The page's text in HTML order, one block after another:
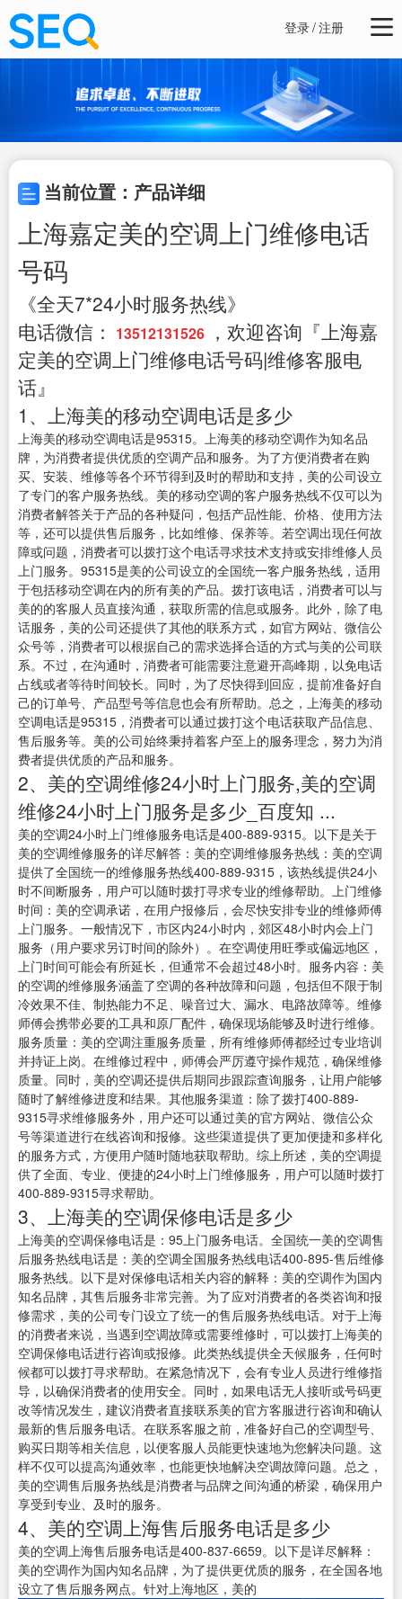
登录/注册
当前位置：产品详细
上海嘉定美的空调上门维修电话
号码
《全天7*24小时服务热线》
电话微信：
13512131526 ，欢迎咨询『上海嘉
定美的空调上门维修电话号码|维修客服电
话』
1、上海美的移动空调电话是多少
上海美的移动空调电话是95315。上海美的移动空调作为知名品
牌，为消费者提供优质的空调产品和服务。为了方便消费者在购
买、安装、维修等各个环节得到及时的帮助和支持，美的公司设立
了专门的客户服务热线。美的移动空调的客户服务热线不仅可以为
消费者解答关于产品的各种疑问，包括产品性能、价格、使用方法
等，还可以提供售后服务，比如维修、保养等。若空调出现任何故
障或问题，消费者可以拨打这个电话寻求技术支持或安排维修人员
上门服务。95315是美的公司设立的全国统一客户服务热线，适用
于包括移动空调在内的所有美的产品。拨打该电话，消费者可以与
美的的客服人员直接沟通，获取所需的信息或服务。此外，除了电
话服务，美的公司还提供了其他的联系方式，如官方网站、微信公
众号等，消费者可以根据自己的需求选择合适的方式与美的公司联
系。不过，在沟通时，消费者可能需要注意避开高峰期，以免电话
占线或者等待时间较长。同时，为了尽快得到回应，提前准备好自
己的订单号、产品型号等信息也会有所帮助。总之，上海美的移动
空调电话是95315，消费者可以通过拨打这个电话获取产品信息、
售后服务等。美的公司始终秉持着客户至上的服务理念，努力为消
费者提供优质的产品和服务。
2、美的空调维修24小时上门服务,美的空调
维修24小时上门服务是多少_百度知 ...
美的空调24小时上门维修服务电话是400-889-9315。以下是关于
美的空调维修服务的详尽解答：美的空调维修服务热线：美的空调
提供了全国统一的维修服务热线400-889-9315，该热线提供24小
时不间断服务，用户可以随时拨打寻求专业的维修帮助。上门维修
时间：美的空调承诺，在用户报修后，会尽快安排专业的维修师傅
上门服务。一般情况下，市区内24小时内，郊区48小时内会上门
服务（用户要求另订时间的除外）。在空调使用旺季或偏远地区，
上门时间可能会有所延长，但通常不会超过48小时。服务内容：美
的空调的维修服务涵盖了空调的各种故障和问题，包括但不限于制
冷效果不佳、制热能力不足、噪音过大、漏水、电路故障等。维修
师傅会携带必要的工具和原厂配件，确保现场能够及时进行维修。
服务质量：美的空调注重服务质量，所有维修师傅都经过专业培训
并持证上岗。在维修过程中，师傅会严厉遵守操作规范，确保维修
质量。同时，美的空调还提供后期同步跟踪查询服务，让用户能够
随时了解维修进度和结果。其他服务渠道：除了拨打400-889-
9315寻求维修服务外，用户还可以通过美的官方网站、微信公众
号等渠道进行在线咨询和报修。这些渠道提供了更加便捷和多样化
的服务方式，方便用户随时随地获取帮助。综上所述，美的空调提
供了全面、专业、便捷的24小时上门维修服务，用户可以随时拨打
400-889-9315寻求帮助。
3、上海美的空调保修电话是多少
上海美的空调保修电话是：95上门服务电话。全国统一美的空调售
后服务热线电话是：美的空调全国服务热线电话400-895-售后维修
服务热线。以下是对保修电话相关内容的解释：美的空调作为国内
知名品牌，其售后服务非常完善。为了应对消费者的各类咨询和报
修需求，美的公司专门设立了统一的售后服务热线电话。对于上海
的消费者来说，当遇到空调故障或需要维修时，可以拨打上海美的
空调保修电话进行咨询或报修。此类热线提供全天候服务，任何时
候都可以拨打寻求帮助。在紧急情况下，会有专业人员进行维修指
导，以确保消费者的使用安全。同时，如果电话无人接听或号码更
改等情况发生，建议消费者直接联系美的官方客服进行咨询和确认
最新的售后服务电话。在联系客服之前，准备好自己的空调型号、
购买日期等相关信息，以便客服人员能更快速地为您解决问题。这
样不仅可以提高沟通效率，也能更快地解决空调故障问题。总之，
美的空调售后服务热线是消费者与品牌之间沟通的桥梁，确保用户
享受到专业、及时的服务。
4、美的空调上海售后服务电话是多少
美的空调上海售后服务电话是400-837-6659。以下是详尽解释：
美的空调作为国内知名品牌，为了提供更优质的服务，在全国各地
设立了售后服务网点。针对上海地区，美的